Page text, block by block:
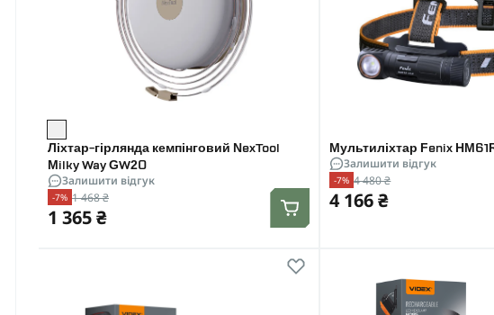
Ліхтар-гірлянда кемпінговий NexTool
Milky Way GW20
Залишити відгук
-7% 1 468 ₴
1 365 ₴
Мультиліхтар Fenix
Залишити відгук
-7% 4 480 ₴
4 166 ₴